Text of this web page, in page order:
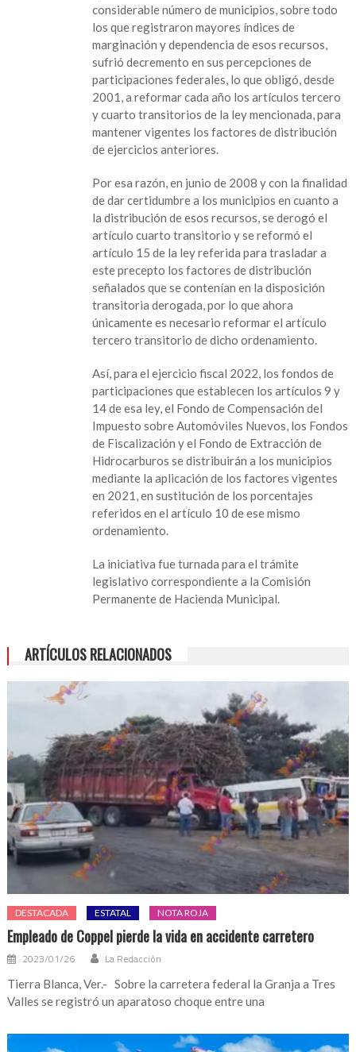
considerable número de municipios, sobre todo
los que registraron mayores índices de
marginación y dependencia de esos recursos,
sufrió decremento en sus percepciones de
participaciones federales, lo que obligó, desde
2001, a reformar cada año los artículos tercero
y cuarto transitorios de la ley mencionada, para
mantener vigentes los factores de distribución
de ejercicios anteriores.
Por esa razón, en junio de 2008 y con la finalidad
de dar certidumbre a los municipios en cuanto a
la distribución de esos recursos, se derogó el
artículo cuarto transitorio y se reformó el
artículo 15 de la ley referida para trasladar a
este precepto los factores de distribución
señalados que se contenían en la disposición
transitoria derogada, por lo que ahora
únicamente es necesario reformar el artículo
tercero transitorio de dicho ordenamiento.
Así, para el ejercicio fiscal 2022, los fondos de
participaciones que establecen los artículos 9 y
14 de esa ley, el Fondo de Compensación del
Impuesto sobre Automóviles Nuevos, los Fondos
de Fiscalización y el Fondo de Extracción de
Hidrocarburos se distribuirán a los municipios
mediante la aplicación de los factores vigentes
en 2021, en sustitución de los porcentajes
referidos en el artículo 10 de ese mismo
ordenamiento.
La iniciativa fue turnada para el trámite
legislativo correspondiente a la Comisión
Permanente de Hacienda Municipal.
ARTÍCULOS RELACIONADOS
DESTACADA ESTATAL NOTA ROJA
Empleado de Coppel pierde la vida en accidente carretero
2023/01/26 La Redacción
Tierra Blanca, Ver.- Sobre la carretera federal la Granja a Tres
Valles se registró un aparatoso choque entre una